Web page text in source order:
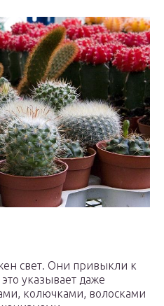
свет. Они привыкли к
указывает даже
колючками, волосками